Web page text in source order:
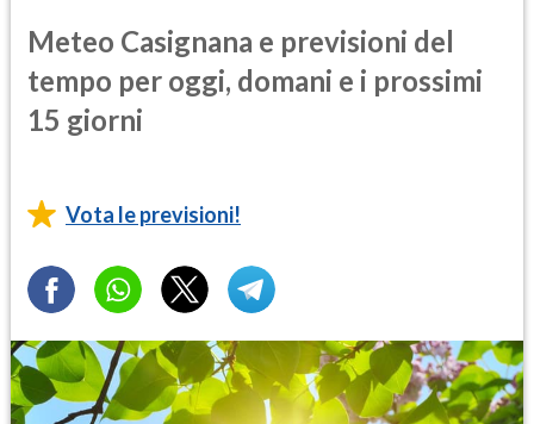
Meteo Casignana e previsioni del
tempo per oggi, domani e i prossimi
15 giorni
Vota le previsioni!